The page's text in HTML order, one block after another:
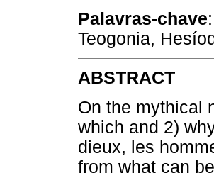
Palavras-chave
Teogonia,
ABSTRACT
On the mythical
which and 2)
dieux, les
from what can